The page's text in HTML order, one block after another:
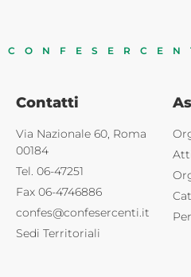
Contatti
Via Nazionale 60, Roma
00184
Tel. 06-47251
Fax 06-4746886
confes@confesercenti.it
Sedi Territoriali